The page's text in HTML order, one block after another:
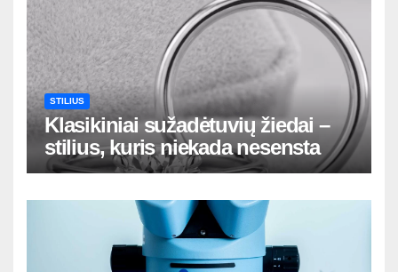
STILIUS
Klasikiniai sužadėtuvių žiedai –
stilius, kuris niekada nesensta